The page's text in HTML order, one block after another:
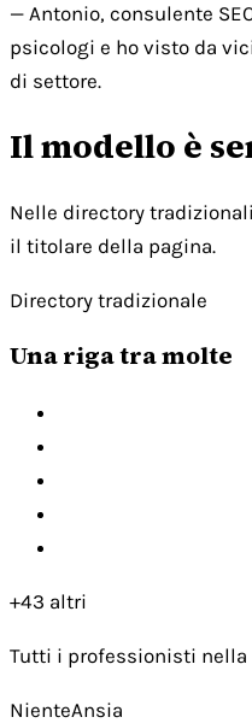
— Antonio, consulente
psicologi e ho visto da
di settore.
Il modello è
Nelle directory
il titolare della pagina.
Directory tradizionale
Una riga tra molte
+43 altri
Tutti i professionisti nella
NienteAnsia